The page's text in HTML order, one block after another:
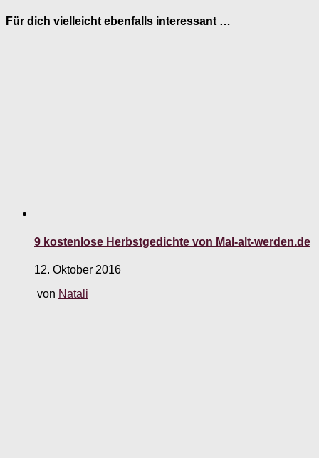
Für dich vielleicht ebenfalls interessant …
9 kostenlose Herbstgedichte von Mal-alt-werden.de
12. Oktober 2016
von Natali